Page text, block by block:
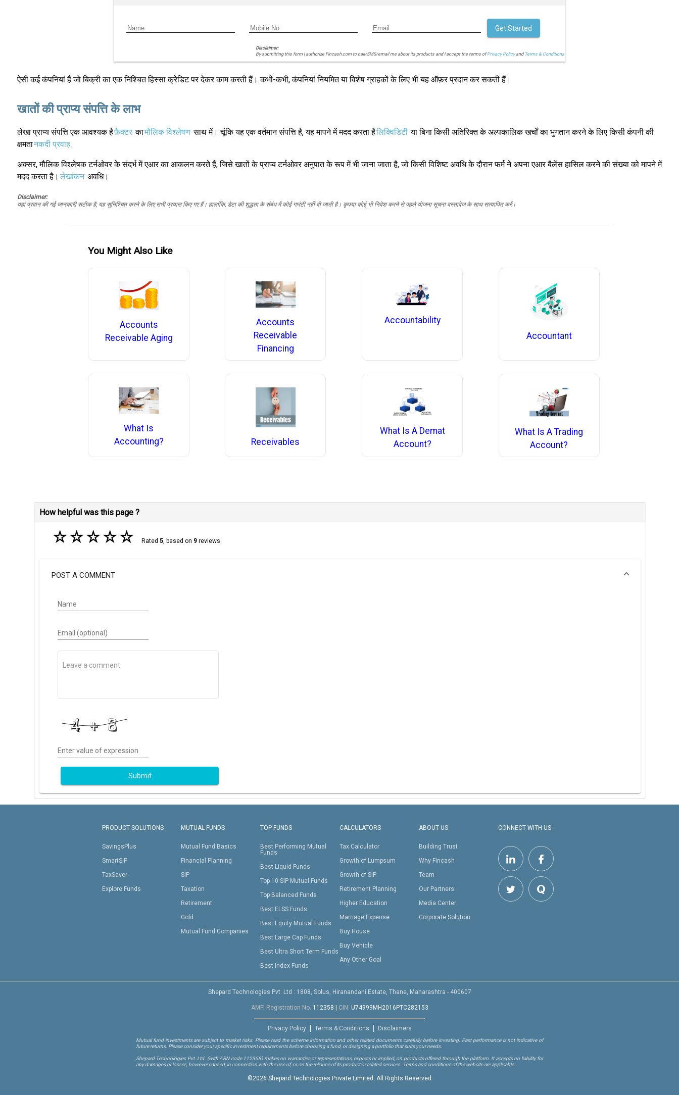
Disclaimer:
By submitting this form I authorize Fincash.com to call/SMS/email me about its products and I accept the terms ofPrivacy Policyand Terms & Conditions.
Get Started
ऐसी कई कंपनियां हैं जो बिक्री का एक निश्चित हिस्सा क्रेडिट पर देकर काम करती हैं। कभी-कभी, कंपनियां नियमित या विशेष ग्राहकों के लिए भी यह ऑफ़र प्रदान कर सकती हैं।
खातों की प्राप्य संपत्ति के लाभ
लेखा प्राप्य संपत्ति एक आवश्यक हैफ़ैक्टर कामौलिक विश्लेषण साथ में। चूंकि यह एक वर्तमान संपत्ति है, यह मापने में मदद करता हैलिक्विडिटी या बिना किसी अतिरिक्त के अल्पकालिक खर्चों का भुगतान करने के लिए किसी कंपनी की
क्षमतानकदी प्रवाह.
अक्सर, मौलिक विश्लेषक टर्नओवर के संदर्भ में एआर का आकलन करते हैं, जिसे खातों के प्राप्य टर्नओवर अनुपात के रूप में भी जाना जाता है, जो किसी विशिष्ट अवधि के दौरान फर्म ने अपना एआर बैलेंस हासिल करने की संख्या को मापने में
मदद करता है। लेखांकन अवधि।
Disclaimer:
यहां प्रदान की गई जानकारी सटीक है, यह सुनिश्चित करने के लिए सभी प्रयास किए गए हैं। हालांकि, डेटा की शुद्धता के संबंध में कोई गारंटी नहीं दी जाती है। कृपया कोई भी निवेश करने से पहले योजना सूचना दस्तावेज के साथ सत्यापित करें।
You Might Also Like
Accounts
Receivable Aging
Accounts
Receivable
Financing
Accountability
Accountant
What Is
Accounting?
Receivables
What Is A Demat
Account?
What Is A Trading
Account?
How helpful was this page ?
☆☆☆☆☆ Rated 5, based on 9reviews.
POST A COMMENT
Name
Email (optional)
Enter value of expression
Submit
PRODUCT SOLUTIONS
SavingsPlus
SmartSIP
TaxSaver
Explore Funds
MUTUAL FUNDS
Mutual Fund Basics
Financial Planning
SIP
Taxation
Retirement
Gold
Mutual Fund Companies
TOP FUNDS
Best Performing Mutual
Funds
Best Liquid Funds
Top 10 SIP Mutual Funds
Top Balanced Funds
Best ELSS Funds
Best Equity Mutual Funds
Best Large Cap Funds
Best Ultra Short Term Funds
Best Index Funds
CALCULATORS
Tax Calculator
Growth of Lumpsum
Growth of SIP
Retirement Planning
Higher Education
Marriage Expense
Buy House
Buy Vehicle
Any Other Goal
ABOUT US
Building Trust
Why Fincash
Team
Our Partners
Media Center
Corporate Solution
CONNECT WITH US
Shepard Technologies Pvt. Ltd : 1808, Solus, Hiranandani Estate, Thane, Maharashtra - 400607
AMFI Registration No. 112358 CIN: U74999MH2016PTC282153
Privacy Policy Terms & Conditions Disclaimers
Mutual fund investments are subject to market risks. Please read the scheme information and other related documents carefully before investing. Past performance is not indicative of
future returns. Please consider your specific investment requirements before choosing a fund, or designing a portfolio that suits your needs.
Shepard Technologies Pvt. Ltd. (with ARN code 112358)makes no warranties or representations, express or implied, on products offered through the platform. It accepts no liability for
any damages or losses, however caused, in connection with the use of, or on the reliance of its product or related services. Terms and conditions of the website are applicable.
©2026 Shepard Technologies Private Limited. All Rights Reserved